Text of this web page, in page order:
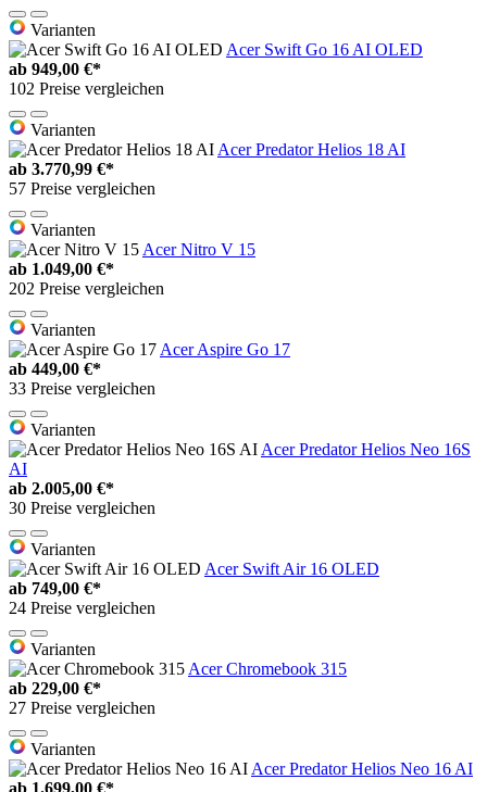
Varianten
Acer Swift Go 16 AI OLED
ab 949,00 €*
102 Preise vergleichen
Varianten
Acer Predator Helios 18 AI
ab 3.770,99 €*
57 Preise vergleichen
Varianten
Acer Nitro V 15
ab 1.049,00 €*
202 Preise vergleichen
Varianten
Acer Aspire Go 17
ab 449,00 €*
33 Preise vergleichen
Varianten
Acer Predator Helios Neo 16S
AI
ab 2.005,00 €*
30 Preise vergleichen
Varianten
Acer Swift Air 16 OLED
ab 749,00 €*
24 Preise vergleichen
Varianten
Acer Chromebook 315
ab 229,00 €*
27 Preise vergleichen
Varianten
Acer Predator Helios Neo 16 AI